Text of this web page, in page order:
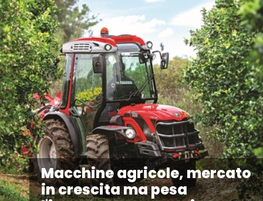
Macchine agricole, mercato
in crescita ma pesa